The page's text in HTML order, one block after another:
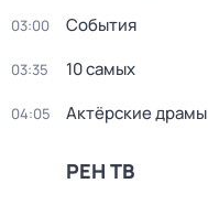
03:00 События
03:35 10 самых
04:05 Актёрские драмы
РЕН ТВ